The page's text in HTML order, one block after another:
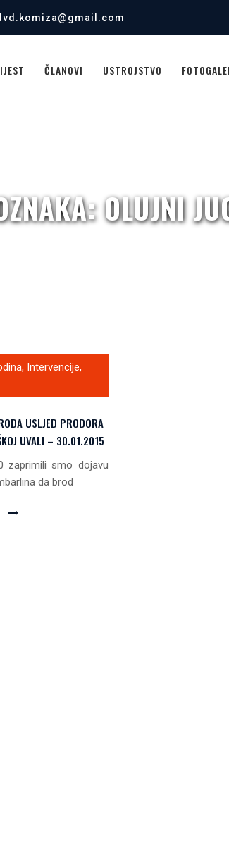
ČLANOVI USTROJSTVO
OLUJNI
, Intervencije,
USLJED PRODORA
UVALI – 30.01.2015
zaprimili smo dojavu
da brod